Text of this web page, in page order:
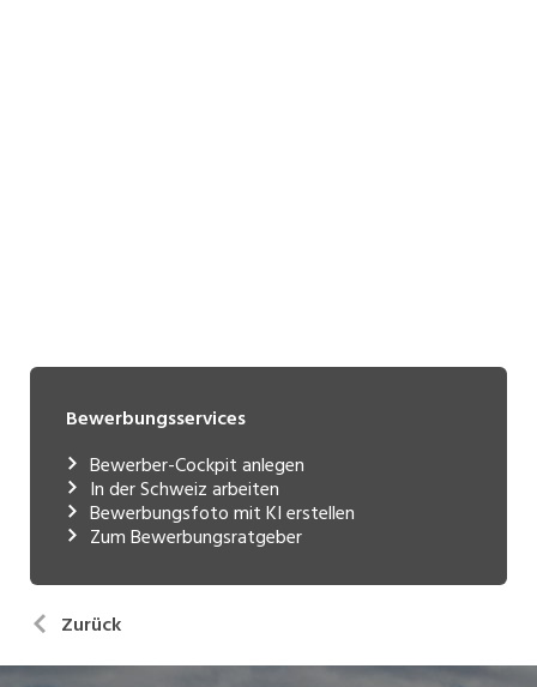
Bewerbungsservices
Bewerber-Cockpit anlegen
In der Schweiz arbeiten
Bewerbungsfoto mit KI erstellen
Zum Bewerbungsratgeber
Zurück